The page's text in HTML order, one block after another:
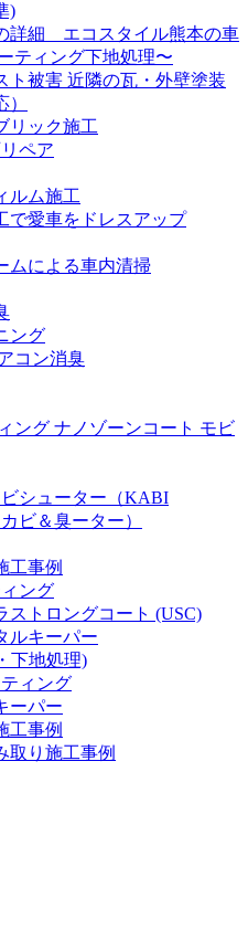
)
詳細 エコスタイル熊本の車
ティング下地処理〜
ト被害 近隣の瓦・外壁塗装
リック施工
ペア
ルム施工
で愛車をドレスアップ
ムによる車内清掃
ング
コン消臭
ング ナノゾーンコート モビ
シューター（KABI
ビ＆臭ーター）
工事例
ング
ストロングコート (USC)
ルキーパー
下地処理)
ィング
ーパー
工事例
取り施工事例